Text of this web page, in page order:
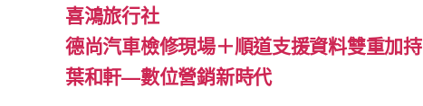
喜鴻旅行社
德尚汽車檢修現場＋順道支援資料雙重加持
葉和軒—數位營銷新時代